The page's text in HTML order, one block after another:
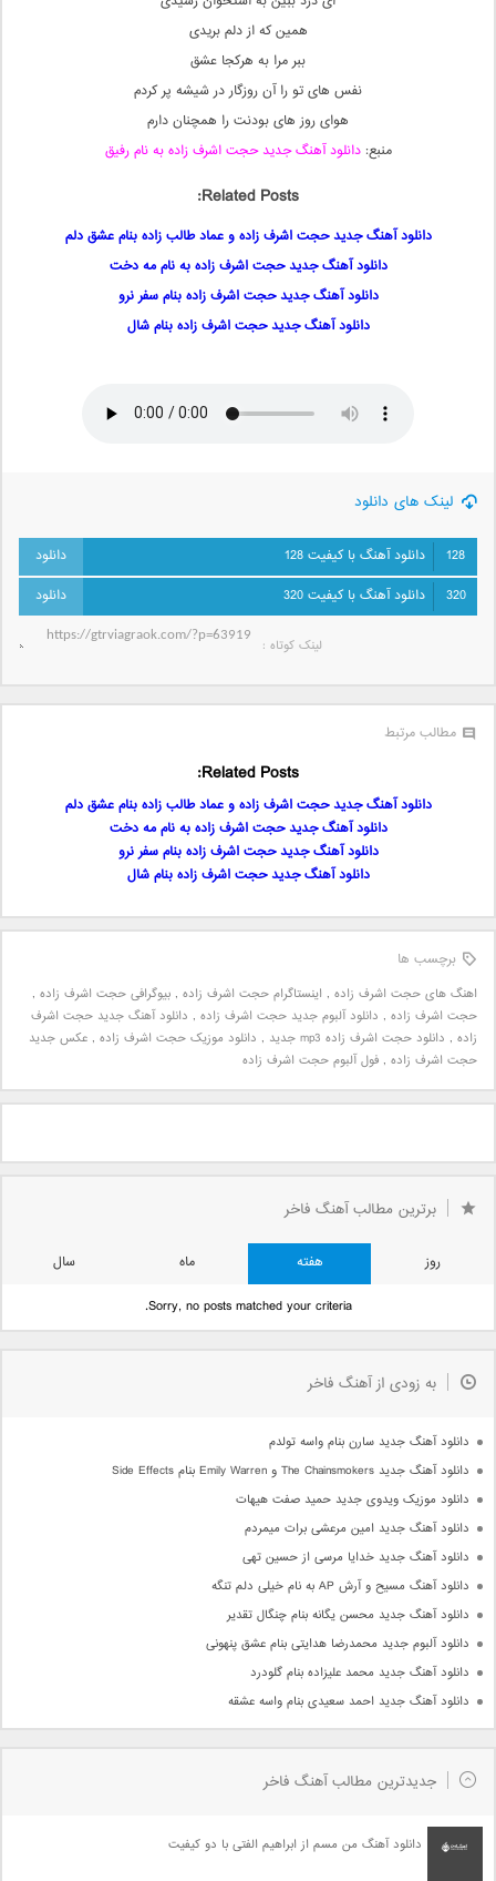
همین که از دلم بریدی
ببر مرا به هرکجا عشق
نفس های تو را آن روزگار در شیشه پر کردم
هوای روز های بودنت را همچنان دارم
منبع:دانلود آهنگ جدید حجت اشرف زاده به نام رفیق
Related Posts:
دانلود آهنگ جدید حجت اشرف زاده و عماد طالب زاده بنام عشق دلم
دانلود آهنگ جدید حجت اشرف زاده به نام مه دخت
دانلود آهنگ جدید حجت اشرف زاده بنام سفر نرو
دانلود آهنگ جدید حجت اشرف زاده بنام شال
لینک های دانلود
128
دانلود آهنگ با کیفیت 128
320
دانلود آهنگ با کیفیت 320
لینک کوتاه‌ :
مطالب مرتبط
Related Posts:
دانلود آهنگ جدید حجت اشرف زاده و عماد طالب زاده بنام عشق دلم
دانلود آهنگ جدید حجت اشرف زاده به نام مه دخت
دانلود آهنگ جدید حجت اشرف زاده بنام سفر نرو
دانلود آهنگ جدید حجت اشرف زاده بنام شال
برچسب ها
اهنگ های حجت اشرف زاده , اینستاگرام حجت اشرف زاده , بیوگرافی حجت اشرف‌ زاده ,
حجت اشرف‌ زاده , دانلود آلبوم جدید حجت اشرف زاده , دانلود آهنگ جدید حجت اشرف
زاده , دانلود حجت اشرف زاده mp3 جدید , دانلود موزیک حجت اشرف زاده , عکس جدید
حجت اشرف زاده , فول آلبوم حجت اشرف زاده
برترین مطالب آهنگ فاخر
روز هفته ماه
سال
Sorry, no posts matched your criteria.
به زودی از آهنگ فاخر
دانلود آهنگ جدید سارن بنام واسه تولدم
دانلود آهنگ جدید The Chainsmokers و Emily Warren بنام Side Effects
دانلود موزیک ویدوی جدید حمید صفت هیهات
دانلود آهنگ جدید امین مرعشی برات میمردم
دانلود آهنگ جدید خدایا مرسی از حسین تهی
دانلود آهنگ مسیح و آرش AP به نام خیلی دلم تنگه
دانلود آهنگ جدید محسن یگانه بنام چنگال تقدیر
دانلود آلبوم جدید محمدرضا هدایتی بنام عشق پنهونی
دانلود آهنگ جدید محمد علیزاده بنام گلودرد
دانلود آهنگ جدید احمد سعیدی بنام واسه عشقه
جدیدترین مطالب آهنگ فاخر
دانلود آهنگ من مسم از ابراهیم الفتی با دو کیفیت